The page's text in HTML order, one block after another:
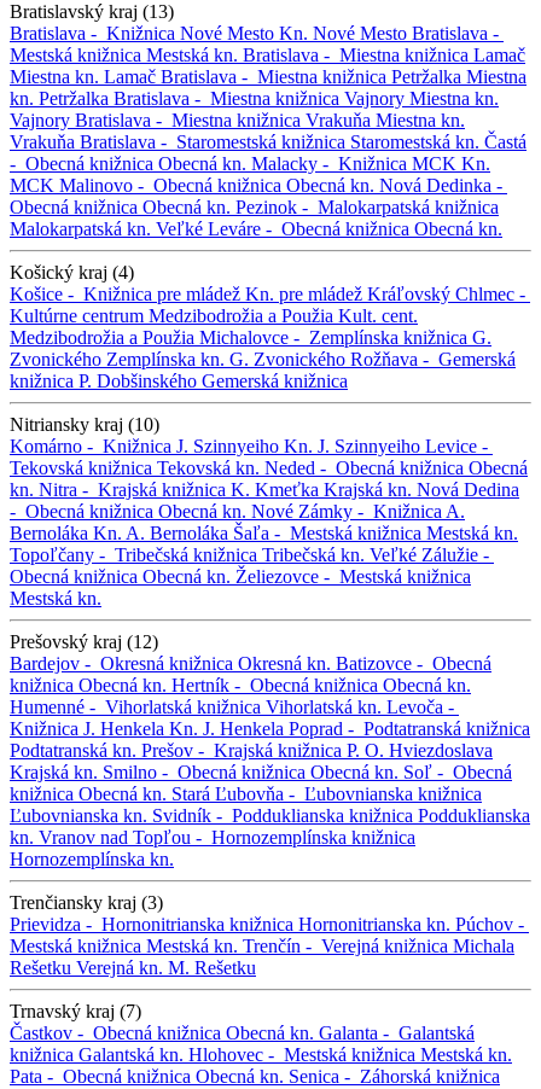
Bratislavský kraj (13)
Bratislava - Knižnica Nové Mesto Kn. Nové Mesto Bratislava -
Mestská knižnica Mestská kn. Bratislava - Miestna knižnica Lamač
Miestna kn. Lamač Bratislava - Miestna knižnica Petržalka Miestna
kn. Petržalka Bratislava - Miestna knižnica Vajnory Miestna kn.
Vajnory Bratislava - Miestna knižnica Vrakuňa Miestna kn.
Vrakuňa Bratislava - Staromestská knižnica Staromestská kn. Častá
- Obecná knižnica Obecná kn. Malacky - Knižnica MCK Kn.
MCK Malinovo - Obecná knižnica Obecná kn. Nová Dedinka -
Obecná knižnica Obecná kn. Pezinok - Malokarpatská knižnica
Malokarpatská kn. Veľké Leváre - Obecná knižnica Obecná kn.
Košický kraj (4)
Košice - Knižnica pre mládež Kn. pre mládež Kráľovský Chlmec -
Kultúrne centrum Medzibodrožia a Použia Kult. cent.
Medzibodrožia a Použia Michalovce - Zemplínska knižnica G.
Zvonického Zemplínska kn. G. Zvonického Rožňava - Gemerská
knižnica P. Dobšinského Gemerská knižnica
Nitriansky kraj (10)
Komárno - Knižnica J. Szinnyeiho Kn. J. Szinnyeiho Levice -
Tekovská knižnica Tekovská kn. Neded - Obecná knižnica Obecná
kn. Nitra - Krajská knižnica K. Kmeťka Krajská kn. Nová Dedina
- Obecná knižnica Obecná kn. Nové Zámky - Knižnica A.
Bernoláka Kn. A. Bernoláka Šaľa - Mestská knižnica Mestská kn.
Topoľčany - Tribečská knižnica Tribečská kn. Veľké Zálužie -
Obecná knižnica Obecná kn. Želiezovce - Mestská knižnica
Mestská kn.
Prešovský kraj (12)
Bardejov - Okresná knižnica Okresná kn. Batizovce - Obecná
knižnica Obecná kn. Hertník - Obecná knižnica Obecná kn.
Humenné - Vihorlatská knižnica Vihorlatská kn. Levoča -
Knižnica J. Henkela Kn. J. Henkela Poprad - Podtatranská knižnica
Podtatranská kn. Prešov - Krajská knižnica P. O. Hviezdoslava
Krajská kn. Smilno - Obecná knižnica Obecná kn. Soľ - Obecná
knižnica Obecná kn. Stará Ľubovňa - Ľubovnianska knižnica
Ľubovnianska kn. Svidník - Podduklianska knižnica Podduklianska
kn. Vranov nad Topľou - Hornozemplínska knižnica
Hornozemplínska kn.
Trenčiansky kraj (3)
Prievidza - Hornonitrianska knižnica Hornonitrianska kn. Púchov -
Mestská knižnica Mestská kn. Trenčín - Verejná knižnica Michala
Rešetku Verejná kn. M. Rešetku
Trnavský kraj (7)
Častkov - Obecná knižnica Obecná kn. Galanta - Galantská
knižnica Galantská kn. Hlohovec - Mestská knižnica Mestská kn.
Pata - Obecná knižnica Obecná kn. Senica - Záhorská knižnica